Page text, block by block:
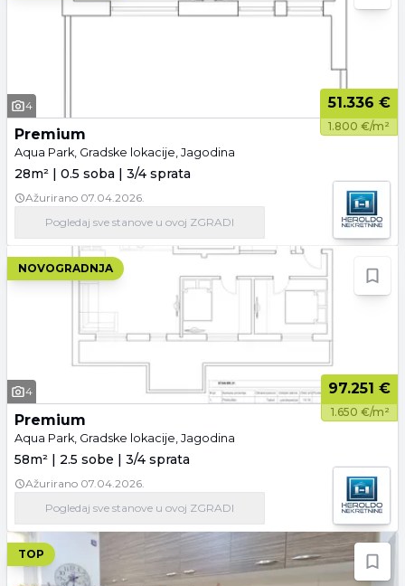
4 51.336 €
1.800 €/m²
Premium
Aqua Park, Gradske lokacije, Jagodina
28m² | 0.5 soba | 3/4 sprata
Ažurirano 07.04.2026.
Pogledajsve stanove u ovoj ZGRADI
NOVOGRADNJA
4 97.251 €
1.650 €/m²
Premium
Aqua Park, Gradske lokacije, Jagodina
58m² | 2.5 sobe | 3/4 sprata
Ažurirano 07.04.2026.
Pogledajsve stanove u ovoj ZGRADI
TOP